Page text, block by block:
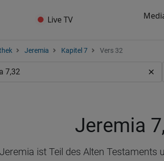
Live TV
Jeremia Kapitel 7 Vers 32
Jeremia
ist Teil des Alten